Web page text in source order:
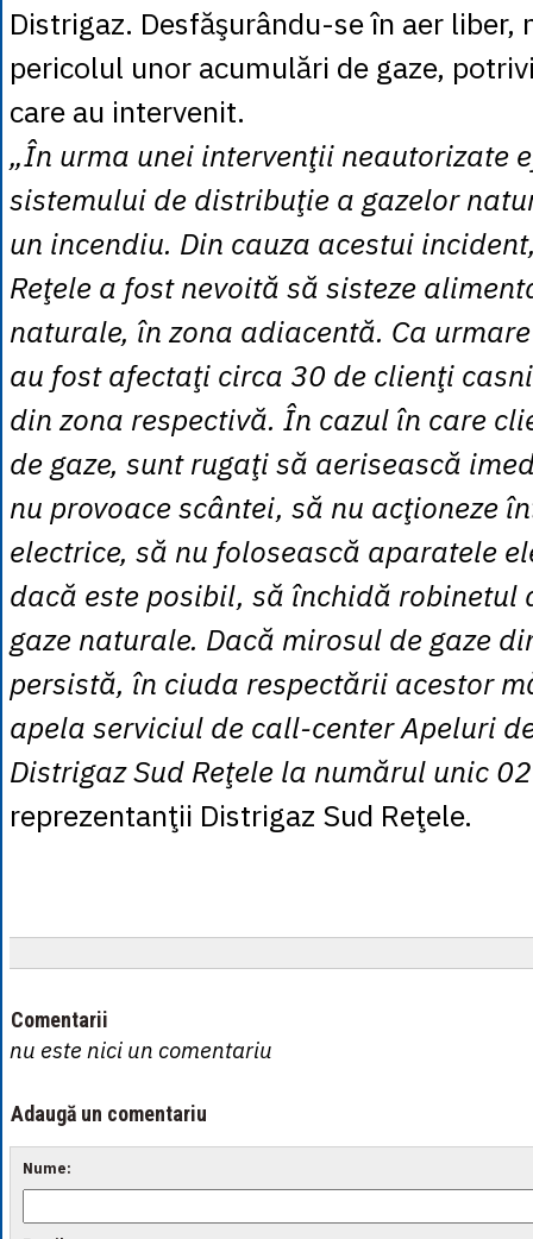
Distrigaz. Desfăşurându-se în aer liber,
pericolul unor acumulări de gaze,
care au intervenit.
„În urma unei intervenţii neautorizate
sistemului de distribuţie a gazelor
un incendiu. Din cauza acestui
Reţele a fost nevoită să sisteze
naturale, în zona adiacentă. Ca
au fost afectaţi circa 30 de clienţi
din zona respectivă. În cazul în care
de gaze, sunt rugaţi să aerisească
nu provoace scântei, să nu acţioneze
electrice, să nu folosească aparatele
dacă este posibil, să închidă robinetul
gaze naturale. Dacă mirosul de gaze
persistă, în ciuda respectării acestor
apela serviciul de call-center Apeluri
Distrigaz Sud Reţele la numărul unic
reprezentanţii Distrigaz Sud Reţele.
Comentarii
nu este nici un comentariu
Adaugă un comentariu
Nume: